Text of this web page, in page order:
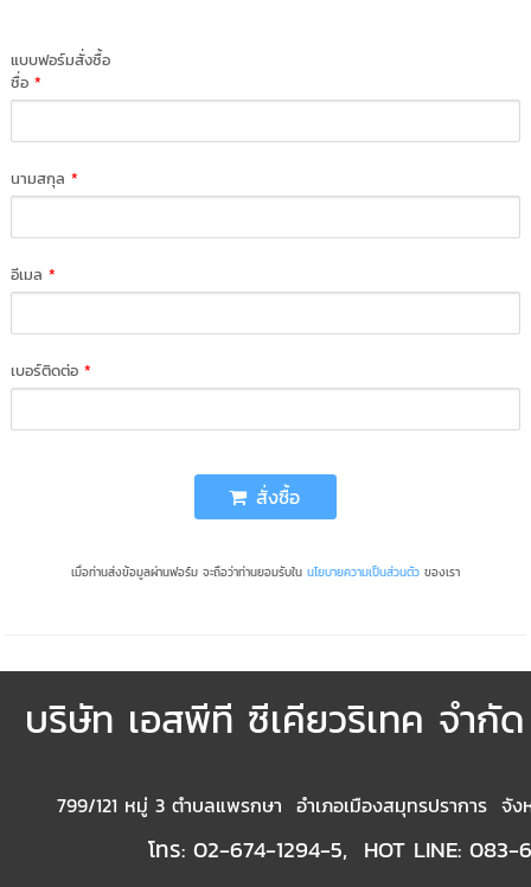
แบบฟอร์มสั่งซื้อ
ชื่อ*
นามสกุล*
อีเมล*
เบอร์ติดต่อ*
สั่งซื้อ
เมื่อท่านส่งข้อมูลผ่านฟอร์ม จะถือว่าท่านยอมรับใน นโยบายความเป็นส่วนตัว ของเรา
บริษัท เอสพีที ซีเคียวริเทค จำกั
799/121 หมู่ 3 ตำบลแพรกษา อำเภอเมืองสมุทรปราการ จัง
โทร: 02-674-1294-5, HOT LINE: 083-